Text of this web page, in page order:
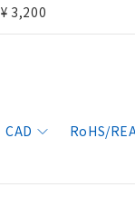
¥ 3,200
CAD RoHS/